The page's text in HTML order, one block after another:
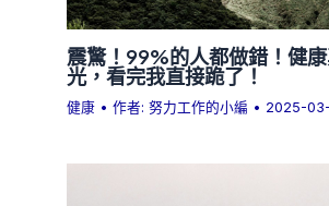
震驚！99%的人都做錯！健
光，看完我直接跪了！
健康 • 作者:努力工作的小編 • 2025-